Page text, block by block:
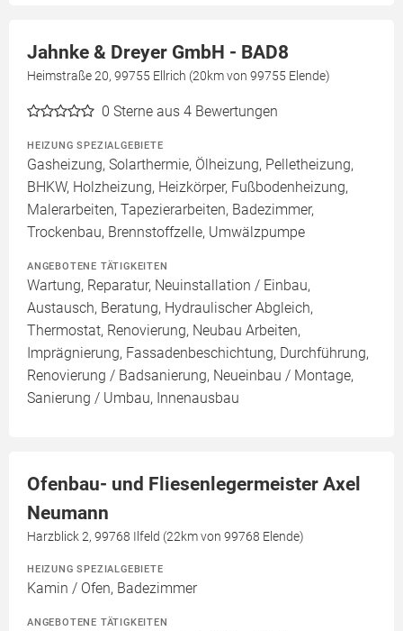
Jahnke & Dreyer GmbH - BAD8
Heimstraße 20, 99755 Ellrich (20km von 99755 Elende)
0 Sterne aus 4 Bewertungen
HEIZUNG SPEZIALGEBIETE
Gasheizung, Solarthermie, Ölheizung, Pelletheizung,
BHKW, Holzheizung, Heizkörper, Fußbodenheizung,
Malerarbeiten, Tapezierarbeiten, Badezimmer,
Trockenbau, Brennstoffzelle, Umwälzpumpe
ANGEBOTENE TÄTIGKEITEN
Wartung, Reparatur, Neuinstallation / Einbau,
Austausch, Beratung, Hydraulischer Abgleich,
Thermostat, Renovierung, Neubau Arbeiten,
Imprägnierung, Fassadenbeschichtung, Durchführung,
Renovierung / Badsanierung, Neueinbau / Montage,
Sanierung / Umbau, Innenausbau
Ofenbau- und Fliesenlegermeister Axel
Neumann
Harzblick 2, 99768 Ilfeld (22km von 99768 Elende)
HEIZUNG SPEZIALGEBIETE
Kamin / Ofen, Badezimmer
ANGEBOTENE TÄTIGKEITEN